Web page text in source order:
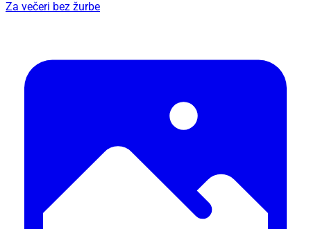
Za večeri bez žurbe